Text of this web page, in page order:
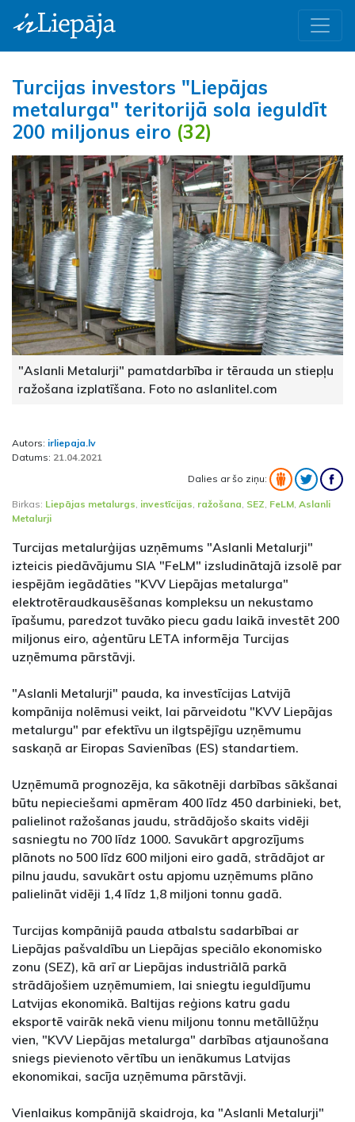
Turcijas investors "Liepājas
metalurga" teritorijā sola ieguldīt
200 miljonus eiro (32)
"Aslanli Metalurji" pamatdarbība ir tērauda un stiepļu
ražošana izplatīšana. Foto no aslanlitel.com
Autors: irliepaja.lv
Datums: 21.04.2021
Dalies ar šo ziņu:
Birkas: Liepājas metalurgs, investīcijas, ražošana, SEZ, FeLM, Aslanli
Metalurji
Turcijas metalurģijas uzņēmums "Aslanli Metalurji"
izteicis piedāvājumu SIA "FeLM" izsludinātajā izsolē par
iespējām iegādāties "KVV Liepājas metalurga"
elektrotēraudkausēšanas kompleksu un nekustamo
īpašumu, paredzot tuvāko piecu gadu laikā investēt 200
miljonus eiro, aģentūru LETA informēja Turcijas
uzņēmuma pārstāvji.
"Aslanli Metalurji" pauda, ka investīcijas Latvijā
kompānija nolēmusi veikt, lai pārveidotu "KVV Liepājas
metalurgu" par efektīvu un ilgtspējīgu uzņēmumu
saskaņā ar Eiropas Savienības (ES) standartiem.
Uzņēmumā prognozēja, ka sākotnēji darbības sākšanai
būtu nepieciešami apmēram 400 līdz 450 darbinieki, bet,
palielinot ražošanas jaudu, strādājošo skaits vidēji
sasniegtu no 700 līdz 1000. Savukārt apgrozījums
plānots no 500 līdz 600 miljoni eiro gadā, strādājot ar
pilnu jaudu, savukārt ostu apjomu uzņēmums plāno
palielināt vidēji 1,4 līdz 1,8 miljoni tonnu gadā.
Turcijas kompānijā pauda atbalstu sadarbībai ar
Liepājas pašvaldību un Liepājas speciālo ekonomisko
zonu (SEZ), kā arī ar Liepājas industriālā parkā
strādājošiem uzņēmumiem, lai sniegtu ieguldījumu
Latvijas ekonomikā. Baltijas reģions katru gadu
eksportē vairāk nekā vienu miljonu tonnu metāllūžņu
vien, "KVV Liepājas metalurga" darbības atjaunošana
sniegs pievienoto vērtību un ienākumus Latvijas
ekonomikai, sacīja uzņēmuma pārstāvji.
Vienlaikus kompānijā skaidroja, ka "Aslanli Metalurji"